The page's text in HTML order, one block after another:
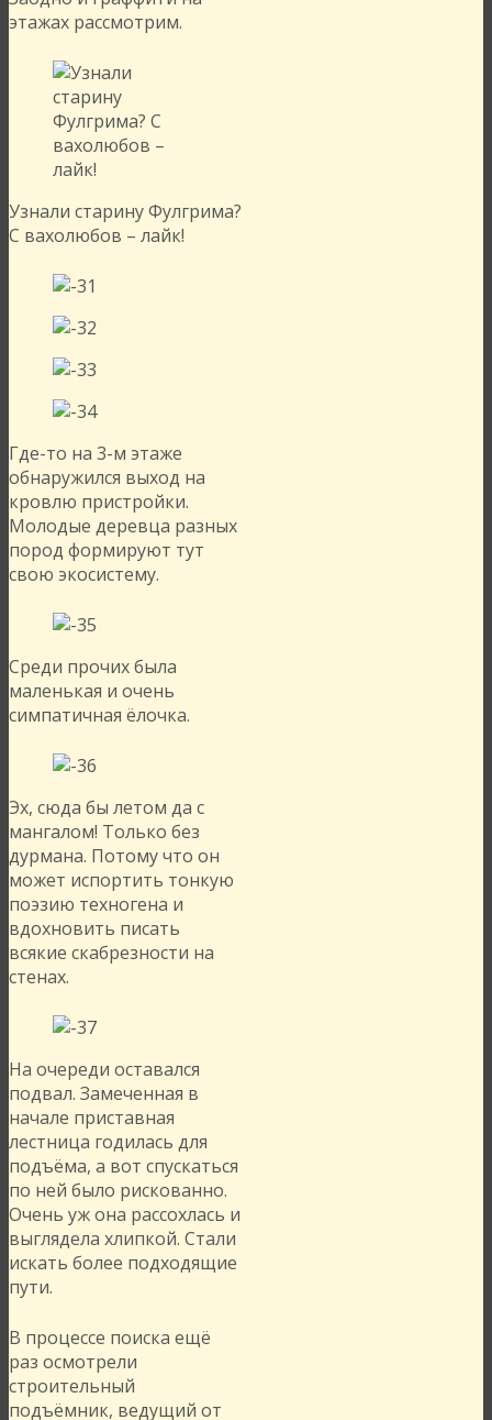
этажах рассмотрим.
Узнали старину Фулгрима?
С вахолюбов – лайк!
Где-то на 3-м этаже
обнаружился выход на
кровлю пристройки.
Молодые деревца разных
пород формируют тут
свою экосистему.
Среди прочих была
маленькая и очень
симпатичная ёлочка.
Эх, сюда бы летом да с
мангалом! Только без
дурмана. Потому что он
может испортить тонкую
поэзию техногена и
вдохновить писать
всякие скабрезности на
стенах.
На очереди оставался
подвал. Замеченная в
начале приставная
лестница годилась для
подъёма, а вот спускаться
по ней было рискованно.
Очень уж она рассохлась и
выглядела хлипкой. Стали
искать более подходящие
пути.
В процессе поиска ещё
раз осмотрели
строительный
подъёмник, ведущий от